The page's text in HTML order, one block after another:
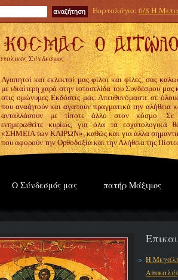
Εορτολόγιο: 6/8 Η
Σύνδεσμος
Αγαπητοί και εκλεκτοί μας φίλοι και φίλες, σας
με ιδιαίτερη χαρά στην ιστοσελίδα του Συνδέσμου μας
στις ομώνυμες Εκδόσεις μας. Απευθυνόμαστε σε
που αναζητούν και αγαπούν πραγματικά την αλήθεια
ανταλλάσουν με τίποτε άλλο στον κόσμο.
ενημερωθείτε κυρίως, για όλα τα εσχατολογικά
«ΣΗΜΕΙΑ των ΚΑΙΡΩΝ», καθώς και για άλλα
που αφορούν την Ορθοδοξία και την Αλήθεια της
Ο Σύνδεσμός μας πατήρ Μάξιμος
Η Μεγάλη